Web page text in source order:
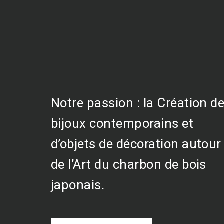
Notre passion : la Création
bijoux contemporains et
d’objets de décoration autour
de l’Art du charbon de bois
japonais.